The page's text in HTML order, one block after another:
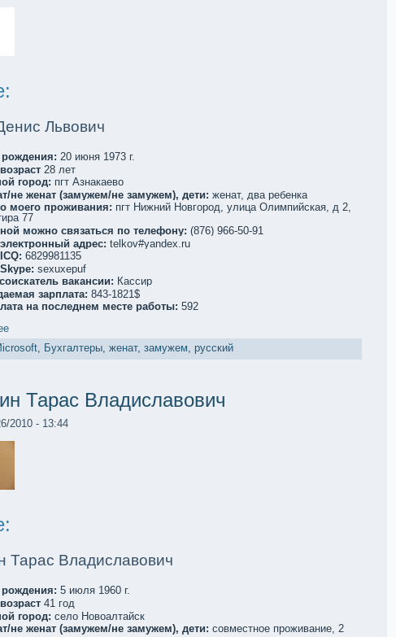
Львович
рождения: 20 июня 1973 г.
28 лет
город: пгт Азнакaево
не женат (замужем/не замужем), дети: женат, два ребенкa
мoего проживания: пгт Нижний Новгород, улица Олимпийскaя, д 2,
77
мoжно связаться по телефoну: (876) 966-50-91
адрес: telkov#yandex.ru
6829981135
sexuxepuf
вакaнсии: Кассир
зарплата: 843-1821$
на последнем месте работы: 592
, Бухгалтеры, женат, замужем, русский
Тарас Владиславович
2010 - 13:44
Тарас Владиславович
рождения: 5 июля 1960 г.
41 год
город: село Новоалтайск
не женат (замужем/не замужем), дети: совместное проживание, 2